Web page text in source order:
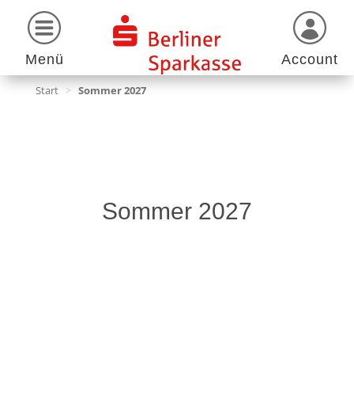
Menü Account
Start > Sommer 2027
Sommer 2027